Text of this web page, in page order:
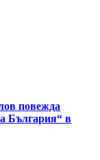
повежда
България“ в